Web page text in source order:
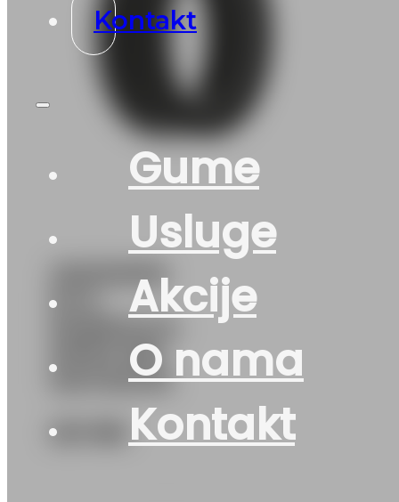
Kontakt
Gume
Usluge
Akcije
O nama
Kontakt
225/50R18
M+S
MP93 99V
MATADOR
221